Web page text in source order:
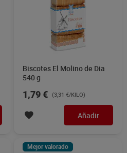
Biscotes El Molino de Dia
540 g
1,79 € (3,31 €/KILO)
Añadir
Mejor valorado